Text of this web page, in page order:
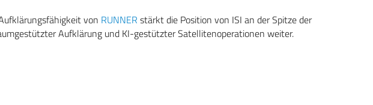
von RUNNER stärkt die Position von ISI an der Spitze der
Aufklärung und KI-gestützter Satellitenoperationen weiter.